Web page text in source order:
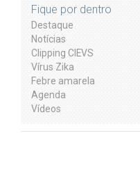
Fique por dentro
Destaque
Notícias
Clipping CIEVS
Vírus Zika
Febre amarela
Agenda
Vídeos